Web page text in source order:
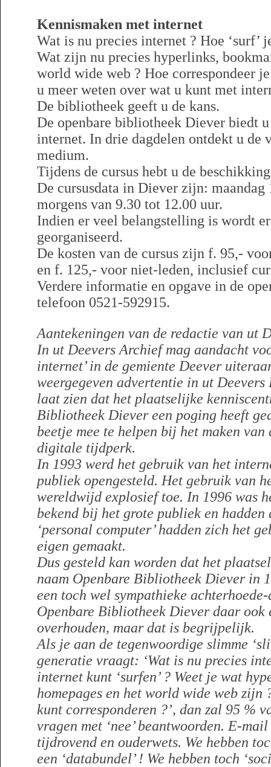
Kennismaken met internet
Wat is nu precies internet ? Hoe ‘surf’
Wat zijn nu precies hyperlinks,
world wide web ? Hoe correspondeer
u meer weten over wat u kunt met
De bibliotheek geeft u de kans.
De openbare bibliotheek Diever biedt
internet. In drie dagdelen ontdekt u de
medium.
Tijdens de cursus hebt u de
De cursusdata in Diever zijn: maandag
morgens van 9.30 tot 12.00 uur.
Indien er veel belangstelling is wordt
georganiseerd.
De kosten van de cursus zijn f. 95,-
en f. 125,- voor niet-leden, inclusief
Verdere informatie en opgave in de
telefoon 0521-592915.
Aantekeningen van de redactie van ut
In ut Deevers Archief mag aandacht
internet’ in de gemiente Deever
weergegeven advertentie in ut
laat zien dat het plaatselijke
Bibliotheek Diever een poging heeft
beetje mee te helpen bij het maken
digitale tijdperk.
In 1993 werd het gebruik van het
publiek opengesteld. Het gebruik van
wereldwijd explosief toe. In 1996 was
bekend bij het grote publiek en hadden
‘personal computer’ hadden zich het
eigen gemaakt.
Dus gesteld kan worden dat het
naam Openbare Bibliotheek Diever in
een toch wel sympathieke
Openbare Bibliotheek Diever daar
overhouden, maar dat is begrijpelijk.
Als je aan de tegenwoordige slimme
generatie vraagt: ‘Wat is nu precies
internet kunt ‘surfen’ ? Weet je wat
homepages en het world wide web zijn
kunt corresponderen ?’, dan zal 95 %
vragen met ‘nee’ beantwoorden. E-
tijdrovend en ouderwets. We hebben
een ‘databundel’ ! We hebben toch